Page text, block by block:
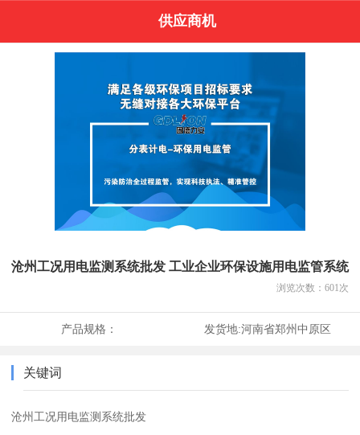
供应商机
沧州工况用电监测系统批发 工业企业环保设施用电监管系统
浏览次数： 601 次
产品规格： 发货地:河南省郑州中原区
关键词
沧州工况用电监测系统批发